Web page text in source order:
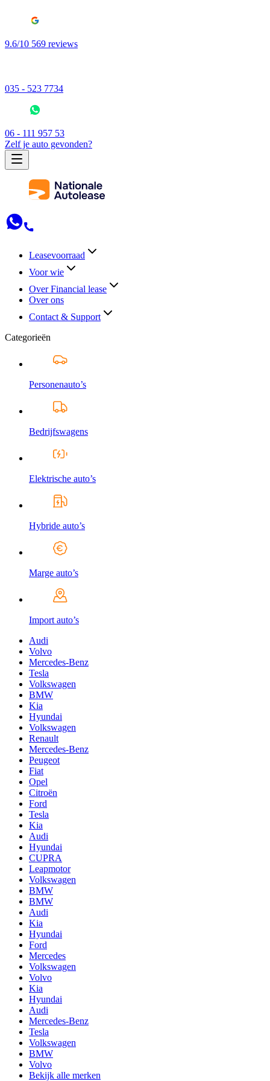
9.6/10 569 reviews
035 - 523 7734
06 - 111 957 53
Zelf je auto gevonden?
Leasevoorraad
Voor wie
Over Financial lease
Over ons
Contact & Support
Categorieën
Personenauto’s
Bedrijfswagens
Elektrische auto’s
Hybride auto’s
Marge auto’s
Import auto’s
Audi
Volvo
Mercedes-Benz
Tesla
Volkswagen
BMW
Kia
Hyundai
Volkswagen
Renault
Mercedes-Benz
Peugeot
Fiat
Opel
Citroën
Ford
Tesla
Kia
Audi
Hyundai
CUPRA
Leapmotor
Volkswagen
BMW
BMW
Audi
Kia
Hyundai
Ford
Mercedes
Volkswagen
Volvo
Kia
Hyundai
Audi
Mercedes-Benz
Tesla
Volkswagen
BMW
Volvo
Bekijk alle merken